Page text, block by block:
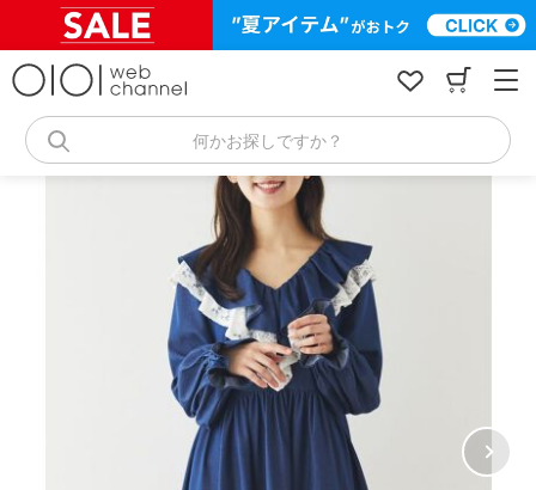
何かお探しですか？